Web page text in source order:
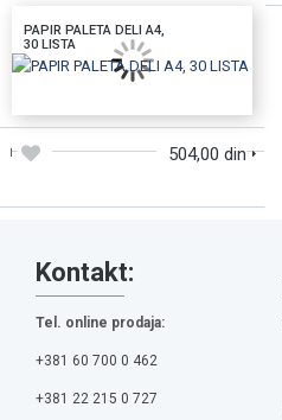
PAPIR PALETA DELI A4,
30 LISTA
504,00 din
Kontakt:
Tel. online prodaja:
+381 60 700 0 462
+381 22 215 0 727